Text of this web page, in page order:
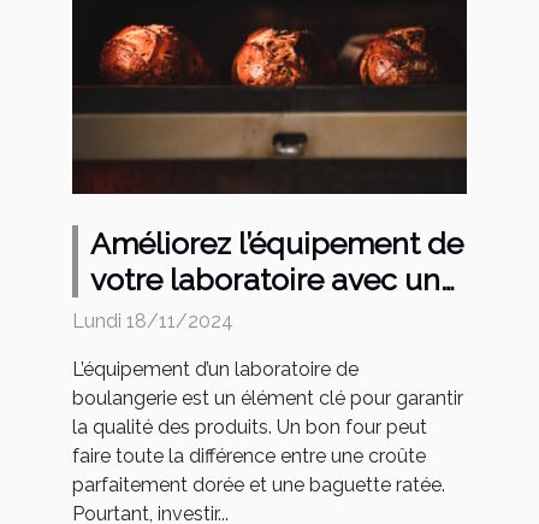
Améliorez l’équipement de
votre laboratoire avec un
four pour boulangerie
d’occasion
Lundi 18/11/2024
L’équipement d’un laboratoire de
boulangerie est un élément clé pour garantir
la qualité des produits. Un bon four peut
faire toute la différence entre une croûte
parfaitement dorée et une baguette ratée.
Pourtant, investir...